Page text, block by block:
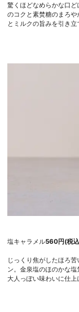
驚くほどなめらかな口
のコクと素焚糖のまろ
とミルクの旨みを引き立
塩キャラメル560円(税
じっくり焦がしたほろ
ン。金泉塩のほのかな塩
大人っぽい味わいに仕上